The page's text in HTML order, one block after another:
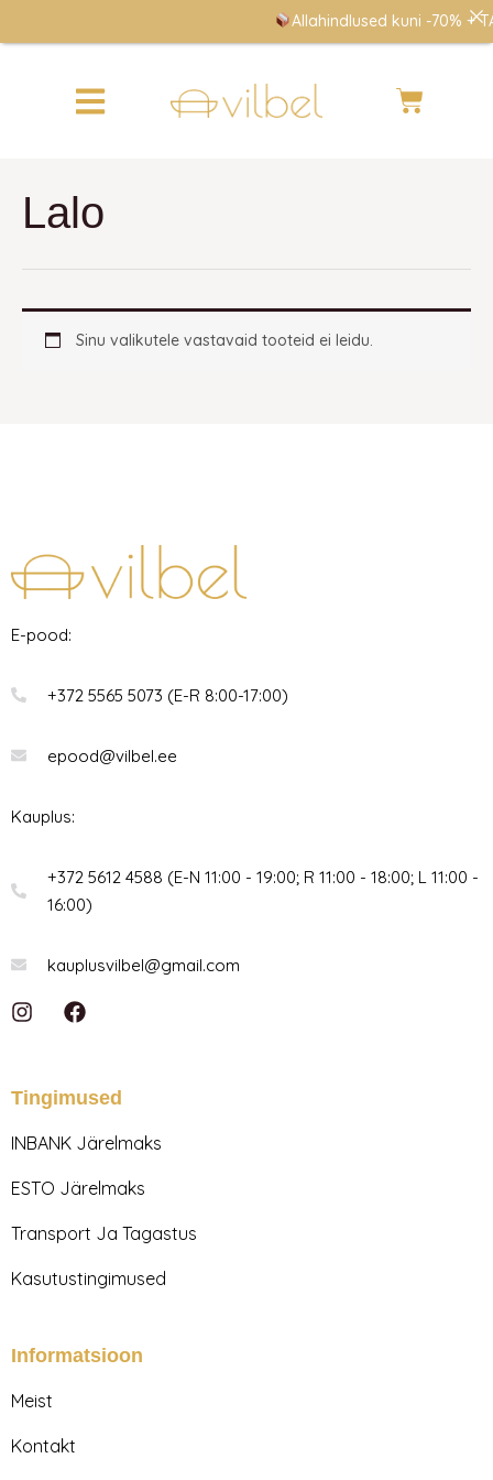
to
Cart
Lalo
Sinu valikutele vastavaid tooteid ei leidu.
E-pood:
+372 5565 5073 (E-R 8:00-17:00)
epood@vilbel.ee
Kauplus:
+372 5612 4588 (E-N 11:00 - 19:00; R 11:00 - 18:00; L 11:00 -
16:00)
kauplusvilbel@gmail.com
I
a
r
m
F
a
b
o
Tingimused
INBANK Järelmaks
ESTO Järelmaks
Transport Ja Tagastus
Kasutustingimused
Informatsioon
Meist
Kontakt
Allahindlused kuni -70% +